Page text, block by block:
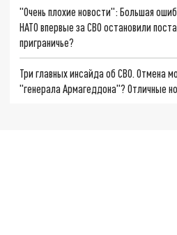
"Очень плохие новости": Большая
НАТО впервые за СВО остановили
приграничье?
Три главных инсайда об СВО. Отмена
"генерала Армагеддона"? Отличные